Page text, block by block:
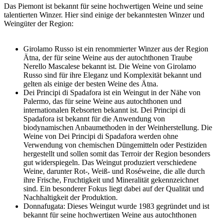
Das Piemont ist bekannt für seine hochwertigen Weine und seine
talentierten Winzer. Hier sind einige der bekanntesten Winzer und
Weingüter der Region:
Girolamo Russo ist ein renommierter Winzer aus der Region
Ätna, der für seine Weine aus der autochthonen Traube
Nerello Mascalese bekannt ist. Die Weine von Girolamo
Russo sind für ihre Eleganz und Komplexität bekannt und
gelten als einige der besten Weine des Ätna.
Dei Principi di Spadafora ist ein Weingut in der Nähe von
Palermo, das für seine Weine aus autochthonen und
internationalen Rebsorten bekannt ist. Dei Principi di
Spadafora ist bekannt für die Anwendung von
biodynamischen Anbaumethoden in der Weinherstellung. Die
Weine von Dei Principi di Spadafora werden ohne
Verwendung von chemischen Düngemitteln oder Pestiziden
hergestellt und sollen somit das Terroir der Region besonders
gut widerspiegeln. Das Weingut produziert verschiedene
Weine, darunter Rot-, Weiß- und Roséweine, die alle durch
ihre Frische, Fruchtigkeit und Mineralität gekennzeichnet
sind. Ein besonderer Fokus liegt dabei auf der Qualität und
Nachhaltigkeit der Produktion.
Donnafugata: Dieses Weingut wurde 1983 gegründet und ist
bekannt für seine hochwertigen Weine aus autochthonen